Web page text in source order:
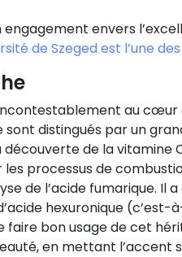
engagement envers
de Szeged est l’une
au cœur
distingués par un
de la vitamine
les processus de
de l’acide fumarique. Il
hexuronique
faire bon usage de cet
en mettant l’accent